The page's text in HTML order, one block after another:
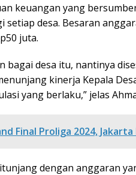
keuangan yang
setiap desa. Besaran
juta.
bagai desa itu, nantinya
kinerja Kepala
yang berlaku,” jelas
Final Proliga 2024, Jakarta
dengan anggaran